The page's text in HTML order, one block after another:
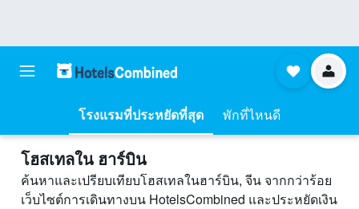
โรงแรมที่ประหยัดที่สุด พักที่ไหนดี
โฮสเทลใน ฮาร์บิน
ค้นหาและเปรียบเทียบโฮสเทลในฮาร์บิน, จีน จากกว่าร้อย
เว็บไซต์การเดินทางบน HotelsCombined และประหยัดเงิน